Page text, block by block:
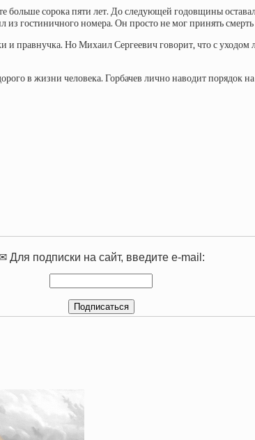
сорока пяти лет. До следующей годовщины
из гостиничного номера. Он просто не мог принять
правнучка. Но Михаил Сергеевич говорит, что с
в жизни человека. Горбачев лично наводит порядок
Для подписки на сайт, введите e-mail: